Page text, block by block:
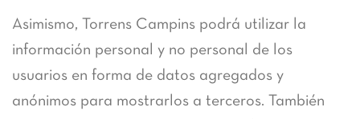
Asimismo, Torrens Campins podrá utilizar la
información personal y no personal de los
usuarios en forma de datos agregados y
anónimos para mostrarlos a terceros. También